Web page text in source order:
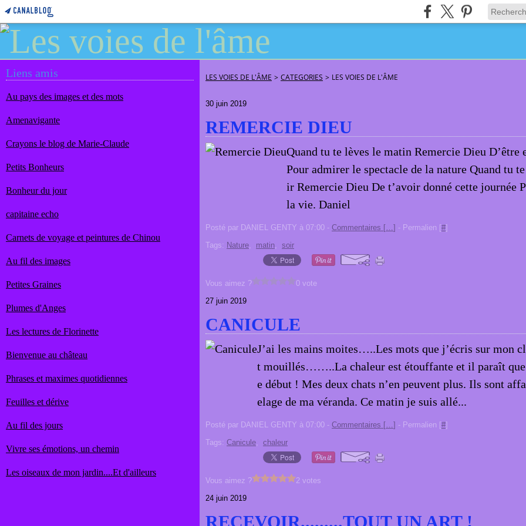
Liens amis
Au pays des images et des mots
Amenavigante
Crayons le blog de Marie-Claude
Petits Bonheurs
Bonheur du jour
capitaine echo
Carnets de voyage et peintures de Chinou
Au fil des images
Petites Graines
Plumes d'Anges
Les lectures de Florinette
Bienvenue au château
Phrases et maximes quotidiennes
Feuilles et dérive
Au fil des jours
Vivre ses émotions, un chemin
Les oiseaux de mon jardin....Et d'ailleurs
LES VOIES DE L'ÂME > CATEGORIES > LES VOIES DE L'ÂME
30 juin 2019
REMERCIE DIEU
Quand tu te lèves le matin Remercie Dieu D’être
Pour admirer le spectacle de la nature Quand tu
ir Remercie Dieu De t’avoir donné cette journée
la vie. Daniel
Posté par DANIEL GENTY à 07:00 - Commentaires […] - Permalien [#]
Tags: Nature, matin, soir
Vous aimez ?
0 vote
27 juin 2019
CANICULE
J’ai les mains moites…..Les mots que j’écris sur mon
t mouillés……..La chaleur est étouffante et il paraît que
e début ! Mes deux chats n’en peuvent plus. Ils sont
elage de ma véranda. Ce matin je suis allé...
Posté par DANIEL GENTY à 07:00 - Commentaires […] - Permalien [#]
Tags: Canicule, chaleur
Vous aimez ?
2 votes
24 juin 2019
RECEVOIR.........TOUT UN ART !